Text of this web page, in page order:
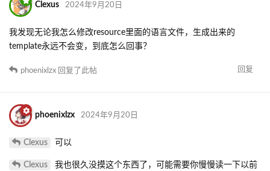
Clexus 2024年9月20日
我发现无论我怎么修改resource里面的语言文件，生成出来的
template永远不会变，到底怎么回事？
回复
phoenixlzx 回复了此帖
phoenixlzx 2024年9月20日
Clexus 可以
Clexus
我也很久没摸这个东西了，可能需要你慢慢读一下以前